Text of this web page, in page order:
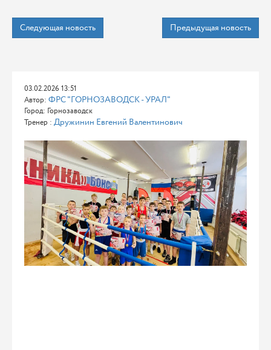
Следующая новость Предыдущая новость
03.02.2026 13:51
Автор: ФРС "ГОРНОЗАВОДСК - УРАЛ"
Город: Горнозаводск
Тренер : Дружинин Евгений Валентинович